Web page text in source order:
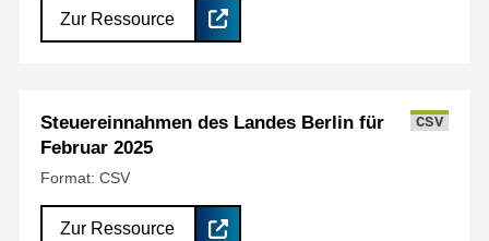
Zur Ressource
Steuereinnahmen des Landes Berlin für
Februar 2025
CSV
Format: CSV
Zur Ressource